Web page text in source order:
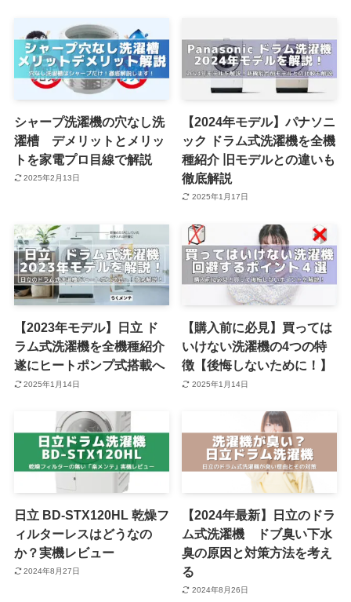
シャープ洗濯機の穴なし洗
濯槽 デメリットとメリッ
トを家電プロ目線で解説
2025年2月13日
【2024年モデル】パナソニ
ック ドラム式洗濯機を全機
種紹介 旧モデルとの違いも
徹底解説
2025年1月17日
【2023年モデル】日立 ド
ラム式洗濯機を全機種紹介
遂にヒートポンプ式搭載へ
2025年1月14日
【購入前に必見】買っては
いけない洗濯機の4つの特
徴【後悔しないために！】
2025年1月14日
日立 BD-STX120HL 乾燥フ
ィルターレスはどうなの
か？実機レビュー
2024年8月27日
【2024年最新】日立のドラ
ム式洗濯機 ドブ臭い下水
臭の原因と対策方法を考え
る
2024年8月26日